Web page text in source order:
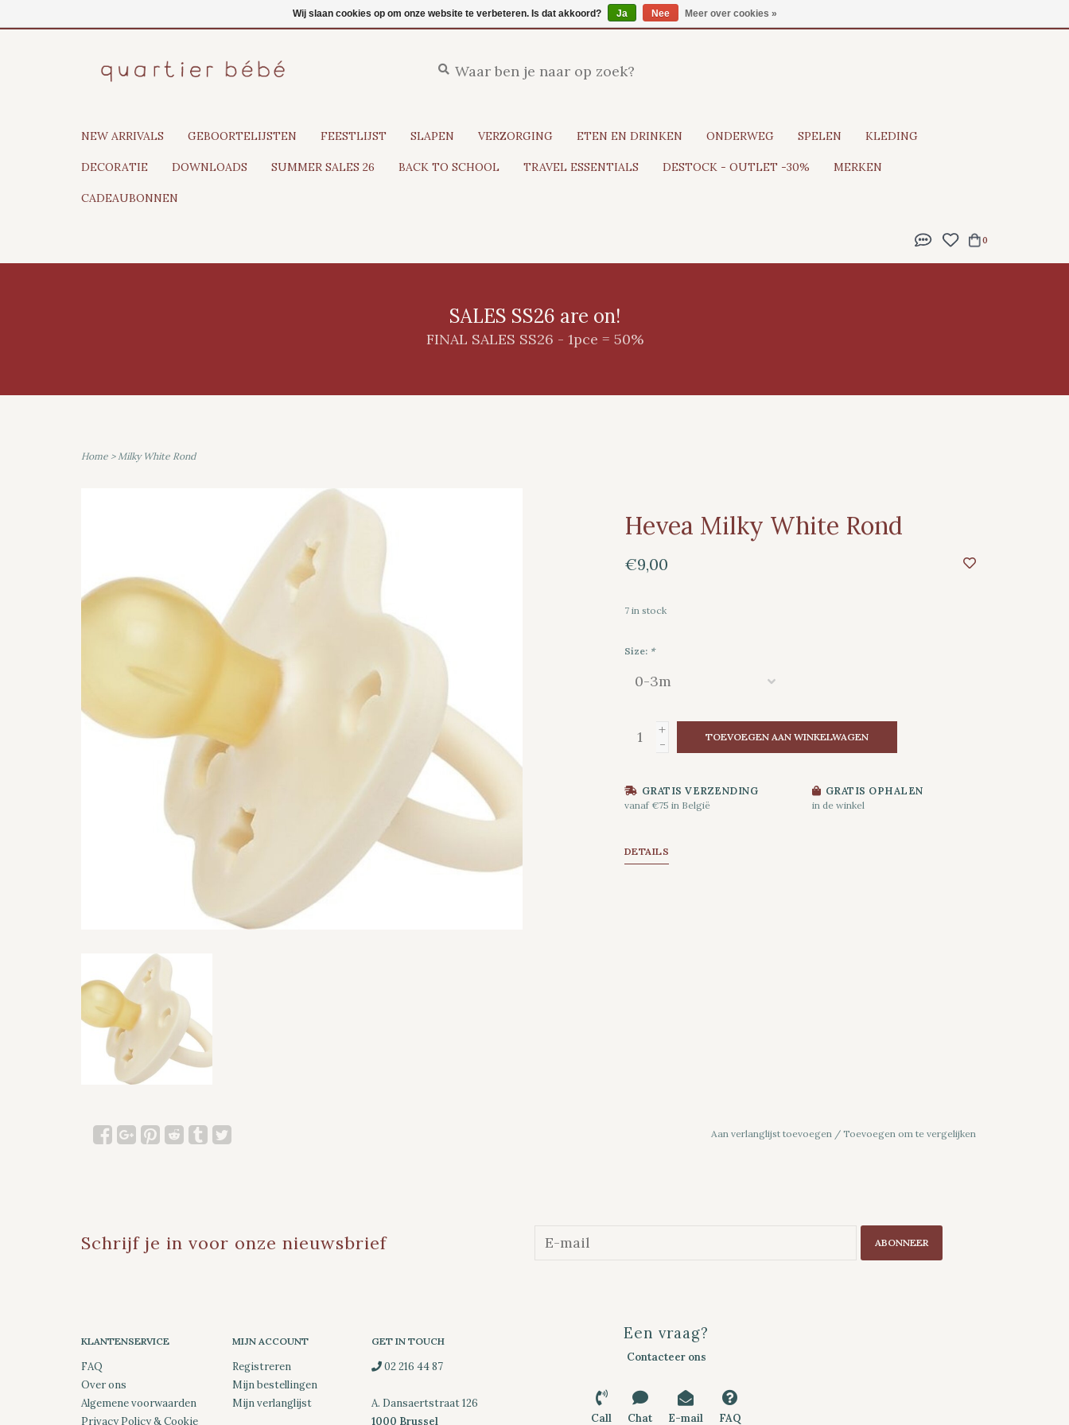
NEW ARRIVALS GEBOORTELIJSTEN FEESTLIJST SLAPEN VERZORGING ETEN EN DRINKEN ONDERWEG SPELEN KLEDING
DECORATIE DOWNLOADS SUMMER SALES 26 BACK TO SCHOOL TRAVEL ESSENTIALS DESTOCK - OUTLET -30% MERKEN
CADEAUBONNEN
0
SALES SS26 are on!
FINAL SALES SS26 - 1pce = 50%
Home >Milky White Rond
Hevea Milky White Rond
€9,00
7 in stock
Size: *
+
- TOEVOEGEN AAN WINKELWAGEN
GRATIS VERZENDING
vanaf €75 in België
GRATIS OPHALEN
in de winkel
DETAILS
Aan verlanglijst toevoegen / Toevoegen om te vergelijken
Schrijf je in voor onze nieuwsbrief ABONNEER
KLANTENSERVICE
FAQ
Over ons
Algemene voorwaarden
Privacy Policy & Cookie
MIJN ACCOUNT
Registreren
Mijn bestellingen
Mijn verlanglijst
GET IN TOUCH
02 216 44 87
A. Dansaertstraat 126
1000 Brussel
Een vraag?
Contacteer ons
Call Chat E-mail FAQ
Wij slaan cookies op om onze website te verbeteren. Is dat akkoord? Ja Nee Meer over cookies »